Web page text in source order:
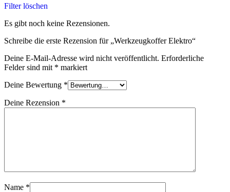
Filter löschen
Es gibt noch keine Rezensionen.
Schreibe die erste Rezension für „Werkzeugkoffer Elektro“
Deine E-Mail-Adresse wird nicht veröffentlicht. Erforderliche
Felder sind mit * markiert
Deine Bewertung *
Deine Rezension *
Name *